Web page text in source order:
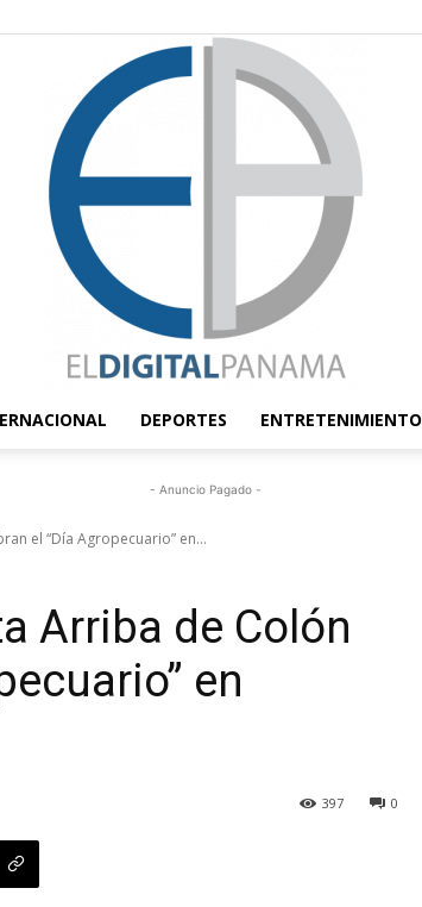
Digital
DEPORTES ENTRETENIMIENTO
- Anuncio Pagado -
el “Día Agropecuario” en...
Arriba de Colón
en
0
397